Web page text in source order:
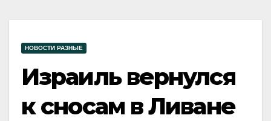
НОВОСТИ РАЗНЫЕ
Израиль вернулся
к сносам в Ливане